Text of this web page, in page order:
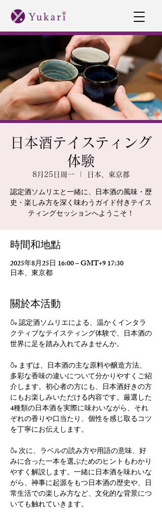
日本酒テイスティング
体験
8月25日周一 日本、東京都
認定酒ソムリエと一緒に、日本酒の風味・歴
史・楽しみ方を深く味わうガイド付きテイス
ティングセッションへようこそ！
時間和地點
2025年8月25日 16:00 – GMT+9 17:30
日本、東京都
關於本活動
🍶 認定酒ソムリエによる、温かくインタラ
クティブなテイスティング体験で、日本酒の
世界に足を踏み入れてみませんか。
🍶 まずは、日本酒の主な原料や醸造方法、
多彩な香味の違いについて分かりやすくご紹
介します。初心者の方にも、日本酒好きの方
にもお楽しみいただける内容です。厳選した
4種類の日本酒を実際に味わいながら、それ
ぞれの香りや口当たり、個性を感じ取るコツ
を丁寧にお伝えします。
🍶 次に、ラベルの読み方や用語の意味、好
みに合った一本を選ぶためのヒントもわかり
やすく解説します。一緒に日本酒を味わいな
がら、神事に起源をもつ日本酒の歴史や、日
常生活での楽しみ方など、文化的な背景につ
いても触れていきます。